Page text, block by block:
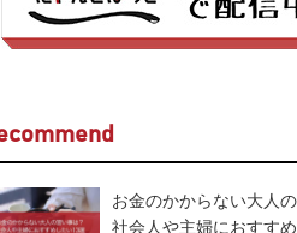
お金のかからない大人
社会人や主婦におすす